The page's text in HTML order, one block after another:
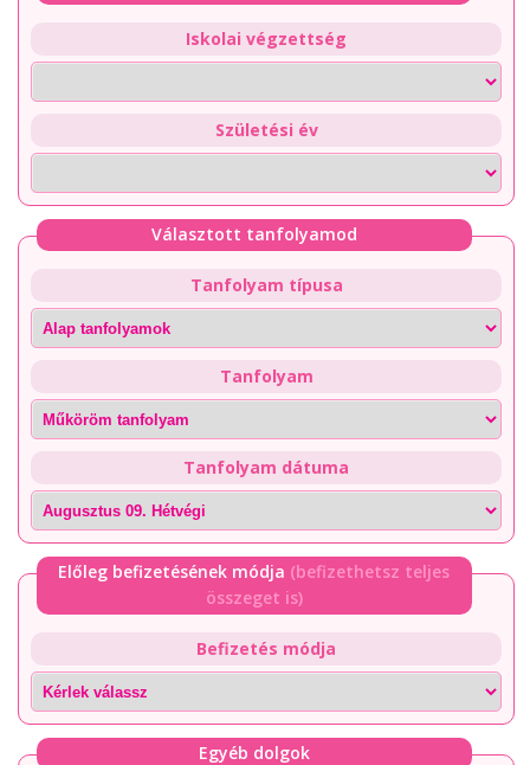
Iskolai végzettség
Születési év
Választott tanfolyamod
Tanfolyam típusa
Tanfolyam
Tanfolyam dátuma
Előleg befizetésének módja (befizethetsz teljes
összeget is)
Befizetés módja
Egyéb dolgok